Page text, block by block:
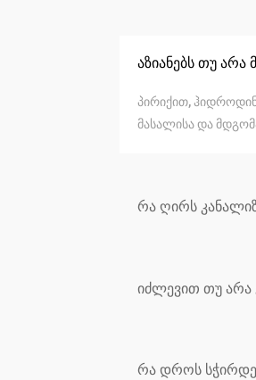
აზიანებს თუ
პირიქით,
მასალისა და
რა ღირს
იძლევით თუ არა
რა დროს